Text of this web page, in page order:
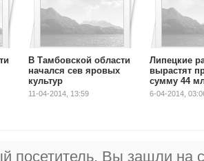
В Тамбовской области
начался сев яровых
культур
11-04-2014, 13:59
Липецкие
вырастят
сумму 44
6-04-2014,
посетитель, Вы зашли на